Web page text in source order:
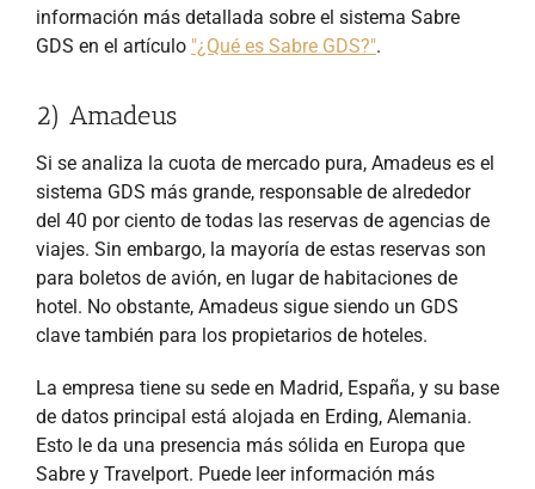
información más detallada sobre el sistema Sabre
GDS en el artículo "¿Qué es Sabre GDS?".
2) Amadeus
Si se analiza la cuota de mercado pura, Amadeus es el
sistema GDS más grande, responsable de alrededor
del 40 por ciento de todas las reservas de agencias de
viajes. Sin embargo, la mayoría de estas reservas son
para boletos de avión, en lugar de habitaciones de
hotel. No obstante, Amadeus sigue siendo un GDS
clave también para los propietarios de hoteles.
La empresa tiene su sede en Madrid, España, y su base
de datos principal está alojada en Erding, Alemania.
Esto le da una presencia más sólida en Europa que
Sabre y Travelport. Puede leer información más